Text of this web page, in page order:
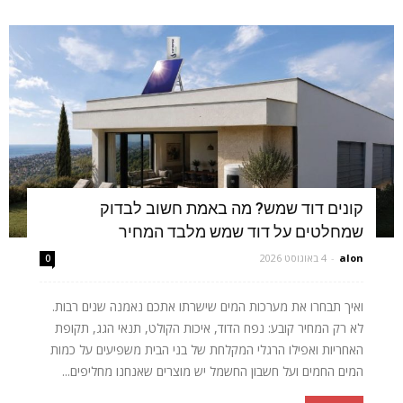
קונים דוד שמש? מה באמת חשוב לבדוק
שמחלטים על דוד שמש מלבד המחיר
alon
- 4 באוגוסט 2026 0
ואיך תבחרו את מערכות המים שישרתו אתכם נאמנה שנים רבות.
לא רק המחיר קובע: נפח הדוד, איכות הקולט, תנאי הגג, תקופת
האחריות ואפילו הרגלי המקלחת של בני הבית משפיעים על כמות
המים החמים ועל חשבון החשמל יש מוצרים שאנחנו מחליפים...